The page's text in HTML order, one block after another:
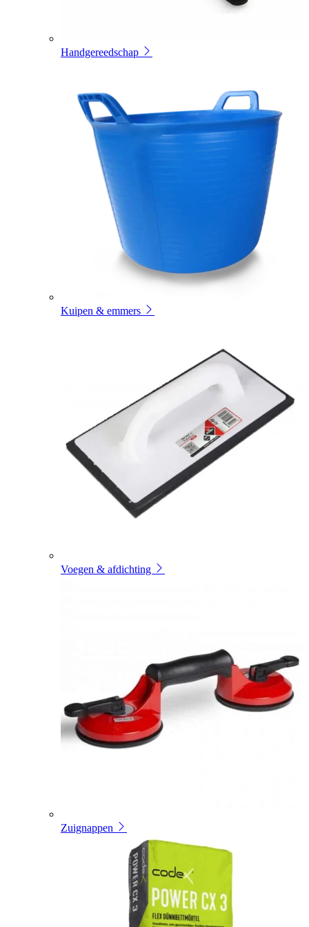
Handgereedschap
Kuipen & emmers
Voegen & afdichting
Zuignappen